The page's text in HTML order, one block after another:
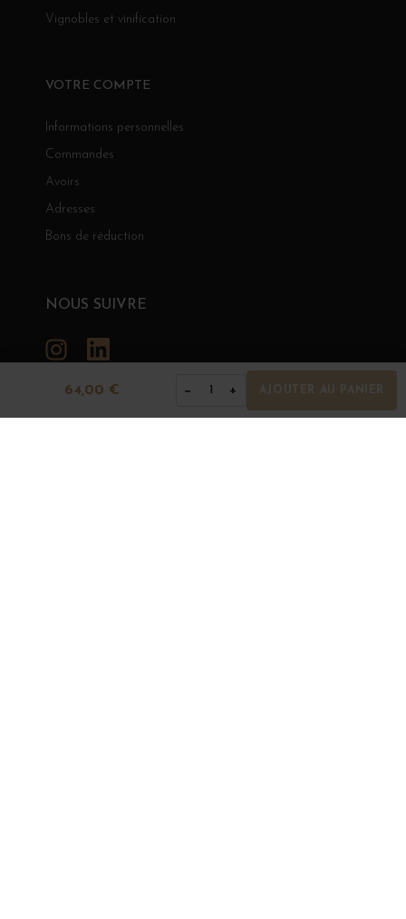
64,00 € − 1 + AJOUTER AU PANIER
Vignobles et vinification
VOTRE COMPTE
Informations personnelles
Commandes
Avoirs
Adresses
Bons de réduction
NOUS SUIVRE
Instagram